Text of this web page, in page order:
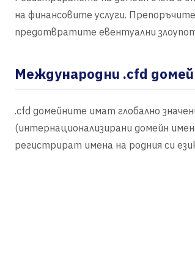
на финансовите услуги.
предотвратите евентуални
Международни .cfd
.cfd домейните имат глобално
(интернационализирани домейн
регистрират имена на родния си